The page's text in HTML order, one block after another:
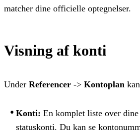
matcher dine officielle optegnelser.
Visning af konti
Under Referencer -> Kontoplan
Konti: En komplet liste over
statuskonti. Du kan se